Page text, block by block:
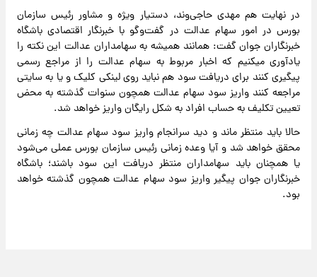
در نهایت هم مهدی حاجی‌وند، دستیار ویژه و مشاور رئیس سازمان
بورس در امور سهام عدالت در گفت‌و‌گو با خبرنگار اقتصادی باشگاه
خبرنگاران جوان گفت: همانند همیشه به سهامداران عدالت این نکته را
یادآوری میکنیم که اخبار مربوط به سهام عدالت را از مراجع رسمی
پیگیری کنند برای دریافت سود هم نباید روی لینکی کلیک و یا به سایتی
مراجعه کنند واریز سود سهام عدالت همچون سنوات گذشته به محض
تعیین تکلیف به حساب افراد به شکل رایگان واریز خواهد شد.
حالا باید منتظر ماند و دید سرانجام واریز سود سهام عدالت چه زمانی
محقق خواهد شد و آیا وعده زمانی رئیس سازمان بورس عملی می‌شود
یا همچنان باید سهامداران منتظر دریافت این سود باشند؛ باشگاه
خبرنگاران جوان پیگیر واریز سود سهام عدالت همچون گذشته خواهد
بود.